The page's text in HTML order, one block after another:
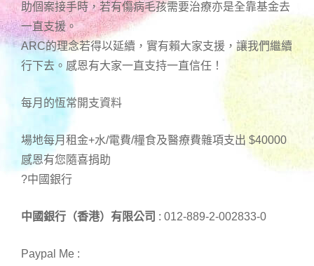
助個案接手時，若有傷病毛孩需要治療亦是全靠基金去
一直支援。
ARC的理念若得以延續，實有賴大家支援，讓我們繼續
行下去。感恩有大家一直支持一直信任！
每月的恆常開支資料
場地每月租金+水/電費/糧食及醫療費雜項支出 $40000
感恩有您隨喜捐助
?中國銀行
中國銀行（香港）有限公司 : 012-889-2-002833-0
Paypal Me :